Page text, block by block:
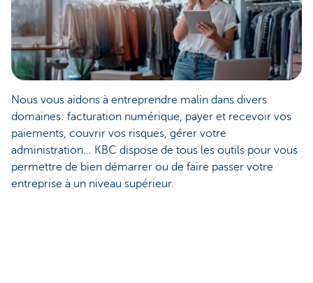
Nous vous aidons à entreprendre malin dans divers
domaines: facturation numérique, payer et recevoir vos
paiements, couvrir vos risques, gérer votre
administration... KBC dispose de tous les outils pour vous
permettre de bien démarrer ou de faire passer votre
entreprise à un niveau supérieur.